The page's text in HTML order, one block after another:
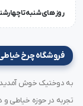
تنظیم دقیق
عملکرد
کاهش
این ویژگی‌ها
بسیار محبوب
روز های شنبه تا چهارشنبه از ساعت 10:00 الی 18:00 و روز
فروشگاه چرخ
تجربه در حوزه خیاطی